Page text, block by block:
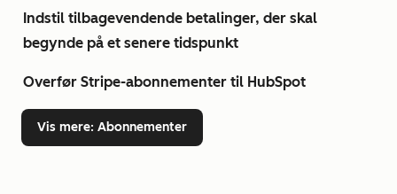
Indstil tilbagevendende betalinger, der skal
begynde på et senere tidspunkt
Overfør Stripe-abonnementer til HubSpot
Vis mere: Abonnementer